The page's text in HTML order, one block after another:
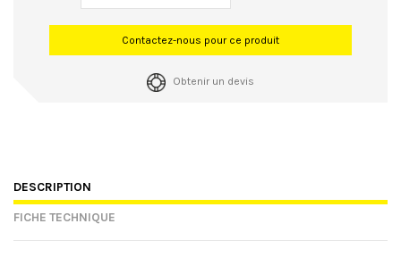
Contactez-nous pour ce produit
Obtenir un devis
DESCRIPTION
FICHE TECHNIQUE